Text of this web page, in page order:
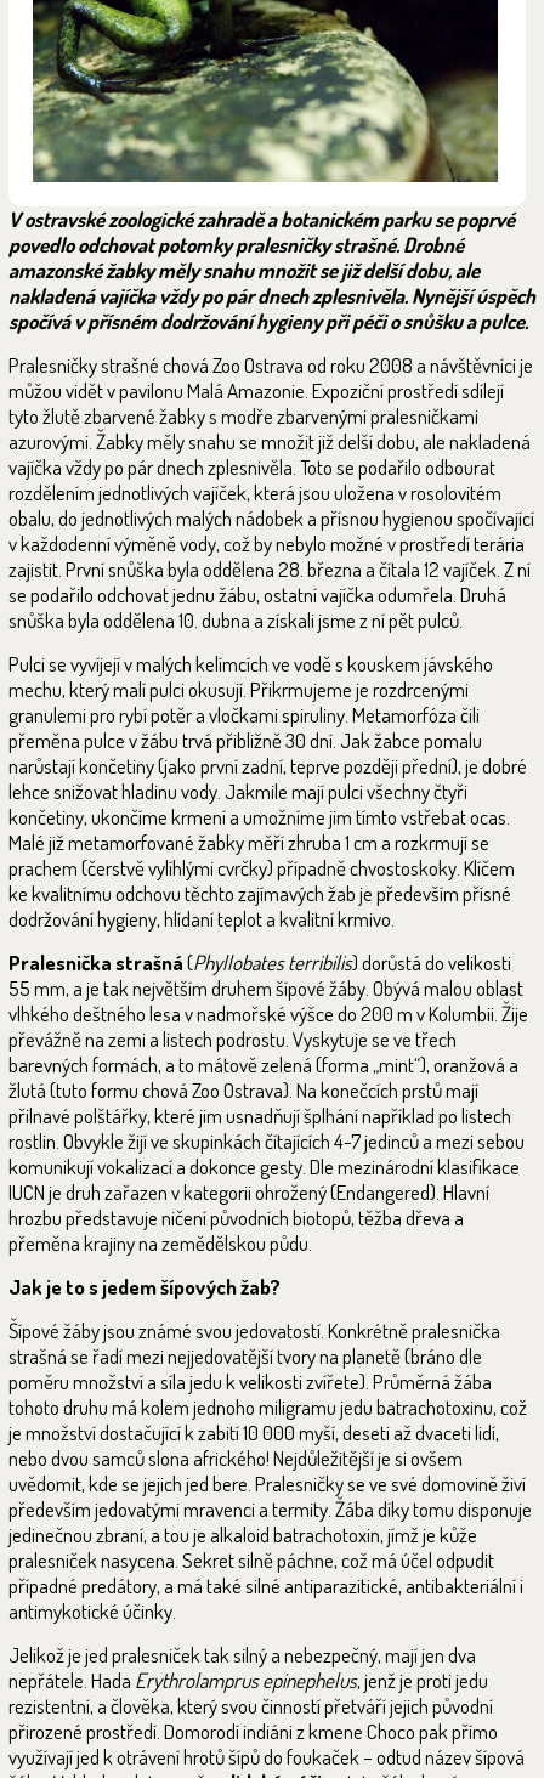
V ostravské zoologické zahradě a botanickém parku se poprvé
povedlo odchovat potomky pralesničky strašné. Drobné
amazonské žabky měly snahu množit se již delší dobu, ale
nakladená vajíčka vždy po pár dnech zplesnivěla. Nynější úspěch
spočívá v přísném dodržování hygieny při péči o snůšku a pulce.
Pralesničky strašné chová Zoo Ostrava od roku 2008 a návštěvníci je
můžou vidět v pavilonu Malá Amazonie. Expoziční prostředí sdílejí
tyto žlutě zbarvené žabky s modře zbarvenými pralesničkami
azurovými. Žabky měly snahu se množit již delší dobu, ale nakladená
vajíčka vždy po pár dnech zplesnivěla. Toto se podařilo odbourat
rozdělením jednotlivých vajíček, která jsou uložena v rosolovitém
obalu, do jednotlivých malých nádobek a přísnou hygienou spočívající
v každodenní výměně vody, což by nebylo možné v prostředí terária
zajistit. První snůška byla oddělena 28. března a čítala 12 vajíček. Z ní
se podařilo odchovat jednu žábu, ostatní vajíčka odumřela. Druhá
snůška byla oddělena 10. dubna a získali jsme z ní pět pulců.
Pulci se vyvíjejí v malých kelímcích ve vodě s kouskem jávského
mechu, který malí pulci okusují. Přikrmujeme je rozdrcenými
granulemi pro rybí potěr a vločkami spiruliny. Metamorfóza čili
přeměna pulce v žábu trvá přibližně 30 dní. Jak žabce pomalu
narůstají končetiny (jako první zadní, teprve později přední), je dobré
lehce snižovat hladinu vody. Jakmile mají pulci všechny čtyři
končetiny, ukončíme krmení a umožníme jim tímto vstřebat ocas.
Malé již metamorfované žabky měří zhruba 1 cm a rozkrmují se
prachem (čerstvě vylíhlými cvrčky) případně chvostoskoky. Klíčem
ke kvalitnímu odchovu těchto zajímavých žab je především přísné
dodržování hygieny, hlídaní teplot a kvalitní krmivo.
Pralesnička strašná(Phyllobates terribilis) dorůstá do velikosti
55 mm, a je tak největším druhem šípové žáby. Obývá malou oblast
vlhkého deštného lesa v nadmořské výšce do 200 m v Kolumbii. Žije
převážně na zemi a listech podrostu. Vyskytuje se ve třech
barevných formách, a to mátově zelená (forma „mint“), oranžová a
žlutá (tuto formu chová Zoo Ostrava). Na konečcích prstů mají
přilnavé polštářky, které jim usnadňují šplhání například po listech
rostlin. Obvykle žijí ve skupinkách čítajících 4-7 jedinců a mezi sebou
komunikují vokalizací a dokonce gesty. Dle mezinárodní klasifikace
IUCN je druh zařazen v kategorii ohrožený (Endangered). Hlavní
hrozbu představuje ničení původních biotopů, těžba dřeva a
přeměna krajiny na zemědělskou půdu.
Jak je to s jedem šípových žab?
Šípové žáby jsou známé svou jedovatostí. Konkrétně pralesnička
strašná se řadí mezi nejjedovatější tvory na planetě (bráno dle
poměru množství a síla jedu k velikosti zvířete). Průměrná žába
tohoto druhu má kolem jednoho miligramu jedu batrachotoxinu, což
je množství dostačující k zabití 10 000 myší, deseti až dvaceti lidí,
nebo dvou samců slona afrického! Nejdůležitější je si ovšem
uvědomit, kde se jejich jed bere. Pralesničky se ve své domovině živí
především jedovatými mravenci a termity. Žába díky tomu disponuje
jedinečnou zbraní, a tou je alkaloid batrachotoxin, jímž je kůže
pralesniček nasycena. Sekret silně páchne, což má účel odpudit
případné predátory, a má také silné antiparazitické, antibakteriální i
antimykotické účinky.
Jelikož je jed pralesniček tak silný a nebezpečný, mají jen dva
nepřátele. Hada Erythrolamprus epinephelus, jenž je proti jedu
rezistentní, a člověka, který svou činností přetváří jejich původní
přirozené prostředí. Domorodí indiáni z kmene Choco pak přímo
využívají jed k otrávení hrotů šípů do foukaček – odtud název šípová